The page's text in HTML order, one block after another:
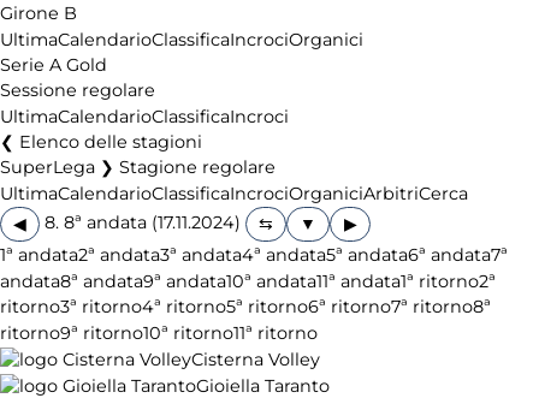
Girone B
UltimaCalendarioClassificaIncrociOrganici
Serie A Gold
Sessione regolare
UltimaCalendarioClassificaIncroci
Elenco delle stagioni
SuperLega ❯ Stagione regolare
UltimaCalendarioClassificaIncrociOrganiciArbitriCerca
◀
8. 8ª andata (17.11.2024)
▶
1ª andata2ª andata3ª andata4ª andata5ª andata6ª andata7ª
andata8ª andata9ª andata10ª andata11ª andata1ª ritorno2ª
ritorno3ª ritorno4ª ritorno5ª ritorno6ª ritorno7ª ritorno8ª
ritorno9ª ritorno10ª ritorno11ª ritorno
Cisterna Volley
Gioiella Taranto